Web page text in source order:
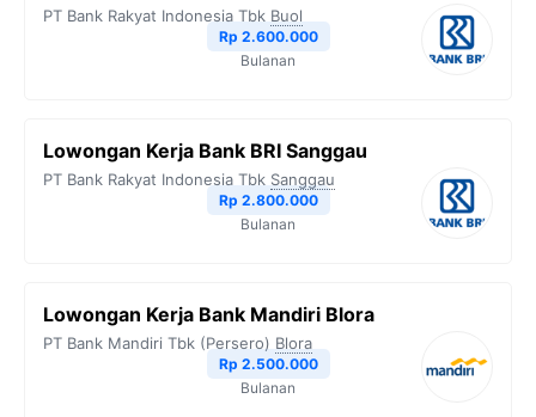
PT Bank Rakyat Indonesia Tbk Buol
Rp 2.600.000
Bulanan
Lowongan Kerja Bank BRI Sanggau
PT Bank Rakyat Indonesia Tbk Sanggau
Rp 2.800.000
Bulanan
Lowongan Kerja Bank Mandiri Blora
PT Bank Mandiri Tbk (Persero) Blora
Rp 2.500.000
Bulanan